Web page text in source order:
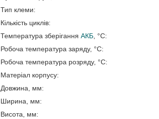
Тип
Кількість
Температура зберігання АКБ,
Робоча температура
Робоча температура
Матеріал
Довжина,
Ширина,
Висота,